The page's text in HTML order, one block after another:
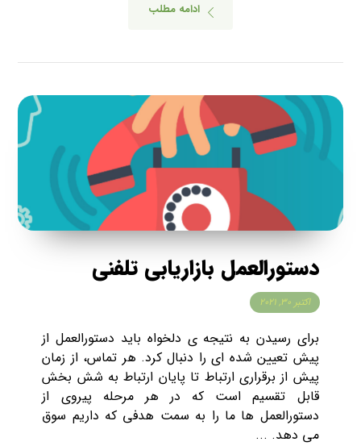
ادامه مطلب
دستورالعمل بازاریابی تلفنی
اکتبر ۳۰, ۲۰۲۱
برای رسیدن به نتیجه ی دلخواه باید دستورالعمل از
پیش تعیین شده ای را دنبال کرد. هر تماس، از زمان
پیش از برقراری ارتباط تا پایان ارتباط به شش بخش
قابل تقسیم است که در هر مرحله پیروی از
دستورالعمل ها ما را به سمت هدفی که داریم سوق
می دهد. ...